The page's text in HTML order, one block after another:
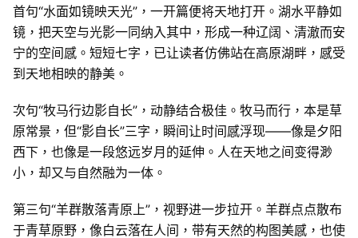
首句“水面如镜映天光”，一开篇便将天地打开。湖水平静如
镜，把天空与光影一同纳入其中，形成一种辽阔、清澈而安
宁的空间感。短短七字，已让读者仿佛站在高原湖畔，感受
到天地相映的静美。
次句“牧马行边影自长”，动静结合极佳。牧马而行，本是草
原常景，但“影自长”三字，瞬间让时间感浮现——像是夕阳
西下，也像是一段悠远岁月的延伸。人在天地之间变得渺
小，却又与自然融为一体。
第三句“羊群散落青原上”，视野进一步拉开。羊群点点散布
于青草原野，像白云落在人间，带有天然的构图美感，也使